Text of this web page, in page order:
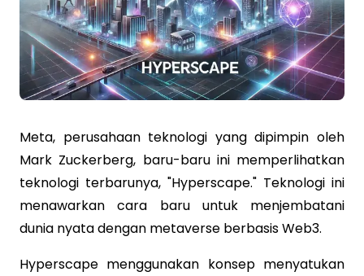
Meta, perusahaan teknologi yang dipimpin oleh
Mark Zuckerberg, baru-baru ini memperlihatkan
teknologi terbarunya, "Hyperscape." Teknologi ini
menawarkan cara baru untuk menjembatani
dunia nyata dengan metaverse berbasis Web3.
Hyperscape menggunakan konsep menyatukan